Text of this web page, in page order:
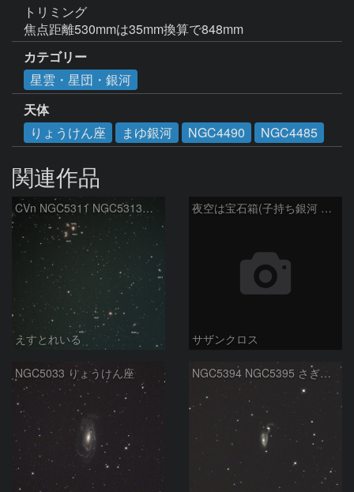
トリミング
焦点距離530mmは35mm換算で848mm
カテゴリー
星雲・星団・銀河
天体
りょうけん座
まゆ銀河 NGC4490 NGC4485
関連作品
CVn NGC5311 NGC5313付近
えすとれいる
夜空は宝石箱(子持ち銀河 M51) Seestar50
サザンクロス
NGC5033 りょうけん座 NGC5394 NGC5395 さぎ銀河 りょうけん座